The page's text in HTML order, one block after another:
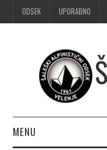
ODSEK UPORABNO
MENU